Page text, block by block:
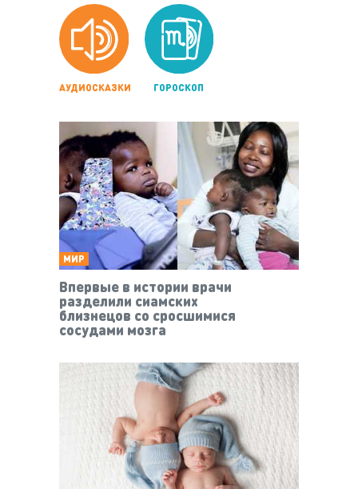
АУДИОСКАЗКИ ГОРОСКОП
МИР
Впервые в истории врачи
разделили сиамских
близнецов со сросшимися
сосудами мозга